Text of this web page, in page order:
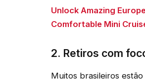
Unlock Amazing
Comfortable Mini
2. Retiros com
Muitos brasileiros